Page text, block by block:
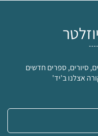
סיורים, ספרים חדשים
אצלנו ב'יד'